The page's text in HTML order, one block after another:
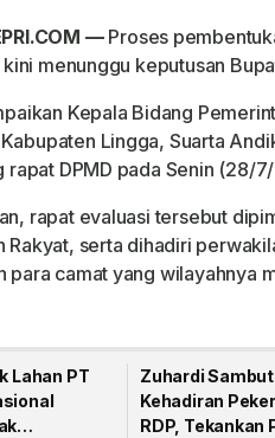
—Proses
menunggu keputusan
Kepala Bidang
Lingga, Suarta
rapat DPMD pada Senin (28/
rapat evaluasi tersebut
Rakyat, serta dihadiri
para camat yang wilayahnya
Lahan PT
Zuhardi
Kehadiran
RDP, Tekankan